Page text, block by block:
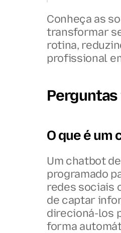
Conheça as
transformar
rotina,
profissional
O que é um
Um chatbot
programado
redes sociais
de captar
direcioná-los
forma